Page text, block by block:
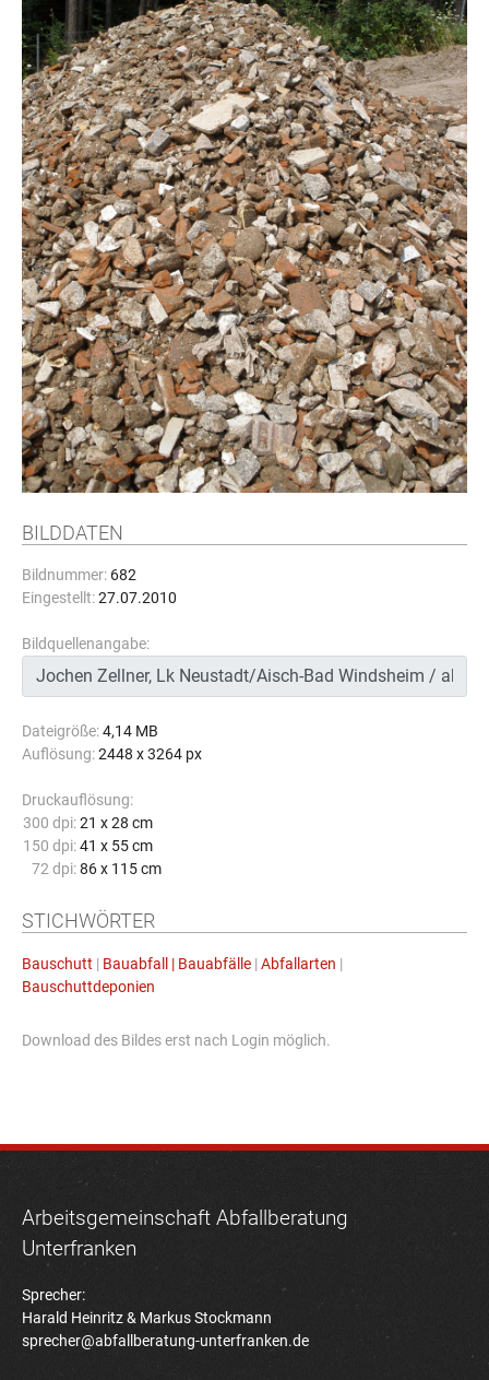
BILDDATEN
Bildnummer: 682
Eingestellt:27.07.2010
Bildquellenangabe:
Dateigröße:4,14 MB
Auflösung:2448 x 3264 px
Druckauflösung:
300 dpi: 21 x 28 cm
150 dpi: 41 x 55 cm
72 dpi: 86 x 115 cm
STICHWÖRTER
Bauschutt | Bauabfall | Bauabfälle | Abfallarten |
Bauschuttdeponien
Download des Bildes erst nach Login möglich.
Arbeitsgemeinschaft Abfallberatung
Unterfranken
Sprecher:
Harald Heinritz & Markus Stockmann
sprecher@abfallberatung-unterfranken.de